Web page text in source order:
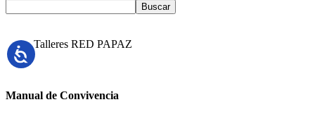
Buscar
Talleres RED PAPAZ
Manual de Convivencia